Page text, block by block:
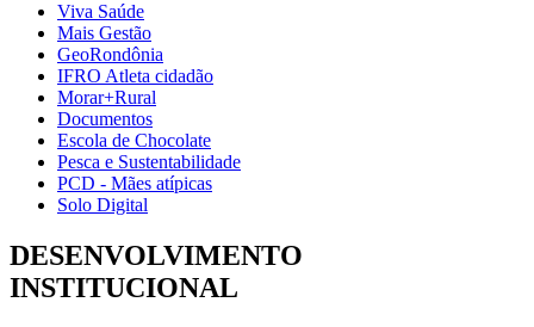
Viva Saúde
Mais Gestão
GeoRondônia
IFRO Atleta cidadão
Morar+Rural
Documentos
Escola de Chocolate
Pesca e Sustentabilidade
PCD - Mães atípicas
Solo Digital
DESENVOLVIMENTO
INSTITUCIONAL